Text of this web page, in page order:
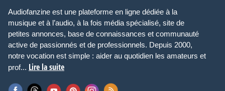
Audiofanzine est une plateforme en ligne dédiée à la
musique et à l’audio, à la fois média spécialisé, site de
petites annonces, base de connaissances et communauté
active de passionnés et de professionnels. Depuis 2000,
notre vocation est simple : aider au quotidien les amateurs et
prof... Lire la suite